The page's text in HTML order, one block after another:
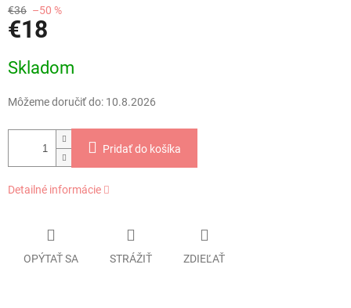
€36 –50 %
€18
cena:
Skladom
Môžeme doručiť do: 10.8.2026
Pridať do košíka
Detailné informácie
OPÝTAŤ SA STRÁŽIŤ ZDIEĽAŤ